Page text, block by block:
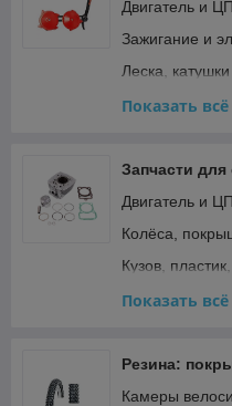
Двигатель и
Зажигание и
Леска,
Прочее
Ремкомплекты
Стартер и
Топливная
Фильтры
Шины и цепи
Показать всё
Запчасти для
Двигатель и
Колёса,
Кузов,
Освещение и
Прочее
Показать всё
Резина:
Камеры